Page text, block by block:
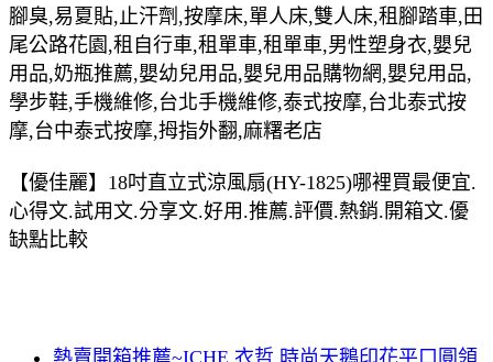
腳臭,易夏貼,止汗劑,按摩床,單人床,雙人床,租腳踏車,田
尾公路花園,租自行車,租單車,租單車,男性塑身衣,嬰兒
用品,奶瓶推薦,嬰幼兒用品,嬰兒用品購物網,嬰兒用品,
學步鞋,手機維修,台北手機維修,泰式按摩,台北泰式按
摩,台中泰式按摩,拇指外翻,麻糬老店
【優佳麗】18吋直立式涼風扇(HY-1825)哪裡買最便宜.
心得文.試用文.分享文.好用.推薦.評價.熱銷.開箱文.優
缺點比較
熱賣開箱推薦~ICHE 衣哲 時尚天鵝印花平口圓領